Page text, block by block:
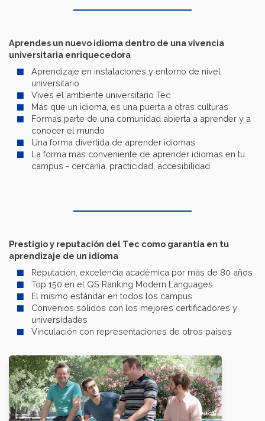
Aprendes un nuevo idioma dentro de una vivencia
universitaria enriquecedora
Aprendizaje en instalaciones y entorno de nivel
universitario
Vives el ambiente universitario Tec
Más que un idioma, es una puerta a otras culturas
Formas parte de una comunidad abierta a aprender y a
conocer el mundo
Una forma divertida de aprender idiomas
La forma más conveniente de aprender idiomas en tu
campus - cercanía, practicidad, accesibilidad
Prestigio y reputación del Tec como garantía en tu
aprendizaje de un idioma
Reputación, excelencia académica por más de 80 años
Top 150 en el QS Ranking Modern Languages
El mismo estándar en todos los campus
Convenios sólidos con los mejores certificadores y
universidades
Vinculación con representaciones de otros países